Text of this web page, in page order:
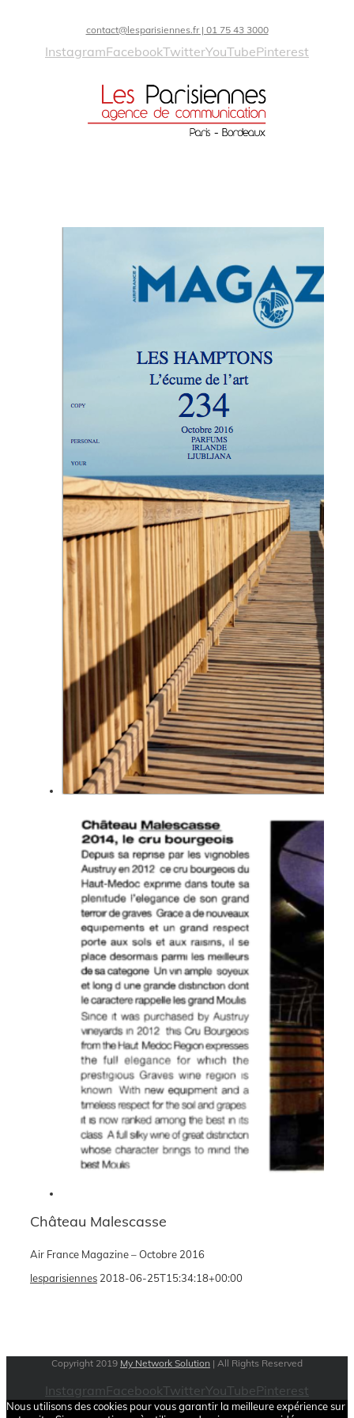
contact@lesparisiennes.fr | 01 75 43 3000
InstagramFacebookTwitterYouTubePinterest
Château Malescasse
Air France Magazine – Octobre 2016
lesparisiennes 2018-06-25T15:34:18+00:00
Copyright 2019 My Network Solution | All Rights Reserved
InstagramFacebookTwitterYouTubePinterest
Nous utilisons des cookies pour vous garantir la meilleure expérience sur